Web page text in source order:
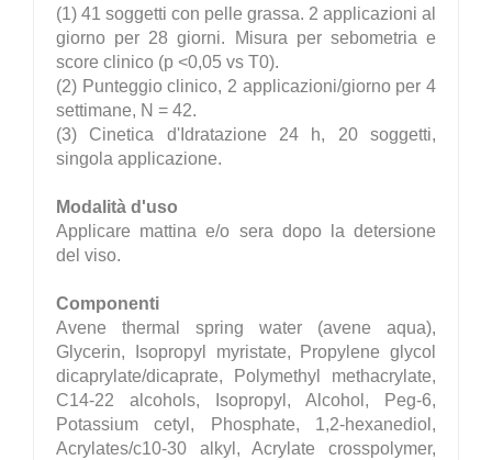
(1) 41 soggetti con pelle grassa. 2 applicazioni al
giorno per 28 giorni. Misura per sebometria e
score clinico (p <0,05 vs T0).
(2) Punteggio clinico, 2 applicazioni/giorno per 4
settimane, N = 42.
(3) Cinetica d'Idratazione 24 h, 20 soggetti,
singola applicazione.
Modalità d'uso
Applicare mattina e/o sera dopo la detersione
del viso.
Componenti
Avene thermal spring water (avene aqua),
Glycerin, Isopropyl myristate, Propylene glycol
dicaprylate/dicaprate, Polymethyl methacrylate,
C14-22 alcohols, Isopropyl, Alcohol, Peg-6,
Potassium cetyl, Phosphate, 1,2-hexanediol,
Acrylates/c10-30 alkyl, Acrylate crosspolymer,